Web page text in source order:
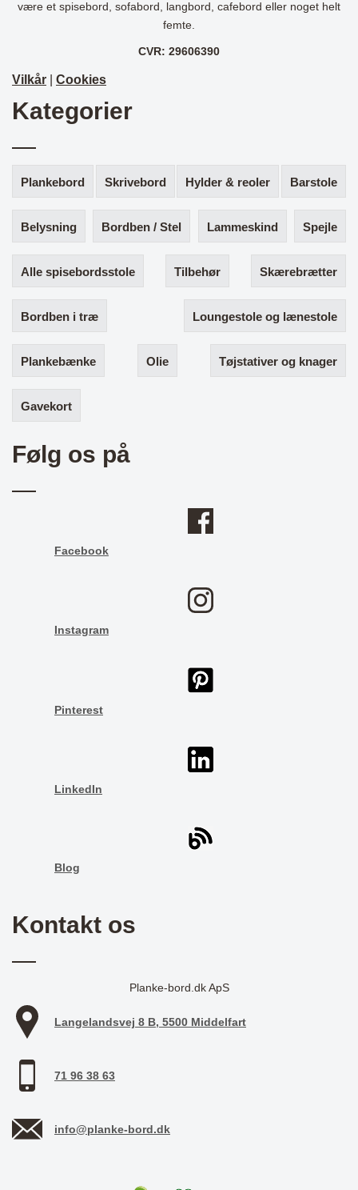
være et spisebord, sofabord, langbord, cafebord eller noget helt
femte.
CVR: 29606390
Vilkår Cookies
Kategorier
Plankebord Skrivebord Hylder & reoler Barstole
Belysning Bordben / Stel Lammeskind Spejle
Alle spisebordsstole Tilbehør Skærebrætter
Bordben i træ Loungestole og lænestole
Plankebænke Olie Tøjstativer og knager
Gavekort
Følg os på
Facebook
Instagram
Pinterest
LinkedIn
Blog
Kontakt os
Planke-bord.dk ApS
Langelandsvej 8 B, 5500 Middelfart
71 96 38 63
info@planke-bord.dk